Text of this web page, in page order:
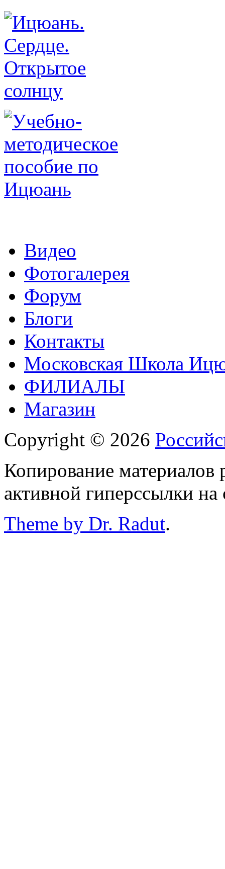
Видео
Фотогалерея
Форум
Блоги
Контакты
Московская Школа
ФИЛИАЛЫ
Магазин
Copyright © 2026
Копирование материалов
активной гиперссылки
Theme by Dr. Radut.